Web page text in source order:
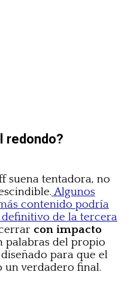
redondo?
suena tentadora, no
Algunos
contenido podría
de la tercera
con impacto
palabras del propio
para que el
un verdadero final.